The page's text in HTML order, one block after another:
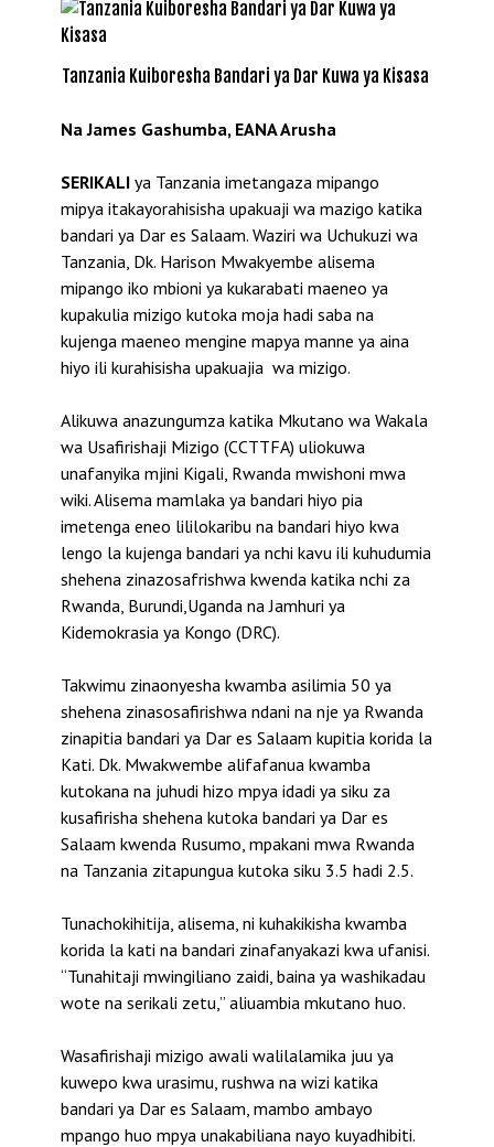
Tanzania Kuiboresha Bandari ya Dar Kuwa ya Kisasa
Na James Gashumba, EANA Arusha
SERIKALI ya Tanzania imetangaza mipango
mipya itakayorahisisha upakuaji wa mazigo katika
bandari ya Dar es Salaam. Waziri wa Uchukuzi wa
Tanzania, Dk. Harison Mwakyembe alisema
mipango iko mbioni ya kukarabati maeneo ya
kupakulia mizigo kutoka moja hadi saba na
kujenga maeneo mengine mapya manne ya aina
hiyo ili kurahisisha upakuajia wa mizigo.
Alikuwa anazungumza katika Mkutano wa Wakala
wa Usafirishaji Mizigo (CCTTFA) uliokuwa
unafanyika mjini Kigali, Rwanda mwishoni mwa
wiki. Alisema mamlaka ya bandari hiyo pia
imetenga eneo lililokaribu na bandari hiyo kwa
lengo la kujenga bandari ya nchi kavu ili kuhudumia
shehena zinazosafrishwa kwenda katika nchi za
Rwanda, Burundi,Uganda na Jamhuri ya
Kidemokrasia ya Kongo (DRC).
Takwimu zinaonyesha kwamba asilimia 50 ya
shehena zinasosafirishwa ndani na nje ya Rwanda
zinapitia bandari ya Dar es Salaam kupitia korida la
Kati. Dk. Mwakwembe alifafanua kwamba
kutokana na juhudi hizo mpya idadi ya siku za
kusafirisha shehena kutoka bandari ya Dar es
Salaam kwenda Rusumo, mpakani mwa Rwanda
na Tanzania zitapungua kutoka siku 3.5 hadi 2.5.
Tunachokihitija, alisema, ni kuhakikisha kwamba
korida la kati na bandari zinafanyakazi kwa ufanisi.
“Tunahitaji mwingiliano zaidi, baina ya washikadau
wote na serikali zetu,” aliuambia mkutano huo.
Wasafirishaji mizigo awali walilalamika juu ya
kuwepo kwa urasimu, rushwa na wizi katika
bandari ya Dar es Salaam, mambo ambayo
mpango huo mpya unakabiliana nayo kuyadhibiti.